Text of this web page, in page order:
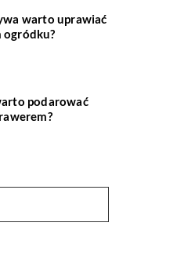
warto uprawiać
ogródku?
podarować